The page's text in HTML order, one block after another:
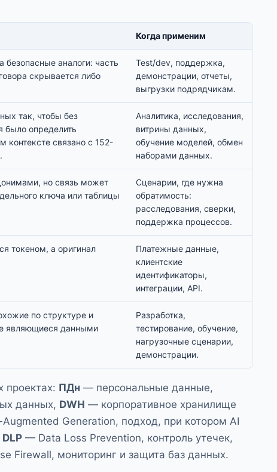
Когда применим
безопасные аналоги: часть
скрывается либо
Test/dev, поддержка,
демонстрации, отчеты,
выгрузки подрядчикам.
так, чтобы без
было определить
контексте связано с 152-
Аналитика, исследования,
витрины данных,
обучение моделей, обмен
наборами данных.
но связь может
ключа или таблицы
Сценарии, где нужна
обратимость:
расследования, сверки,
поддержка процессов.
токеном, а оригинал
Платежные данные,
клиентские
идентификаторы,
интеграции, API.
по структуре и
являющиеся данными
Разработка,
тестирование, обучение,
нагрузочные сценарии,
демонстрации.
проектах: ПДн — персональные данные,
данных, DWH — корпоративное хранилище
Generation, подход, при котором AI
DLP — Data Loss Prevention, контроль утечек,
Firewall, мониторинг и защита баз данных.